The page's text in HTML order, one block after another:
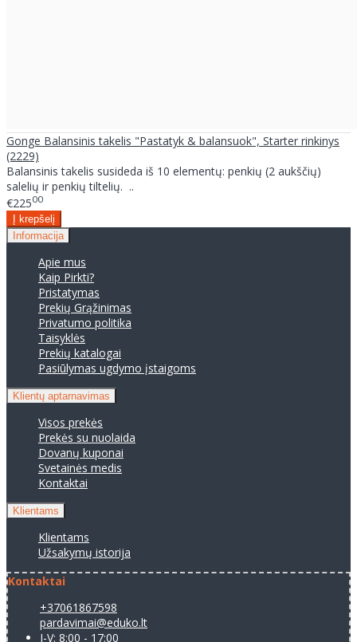
Gonge Balansinis takelis "Pastatyk & balansuok", Starter rinkinys
(2229)
Balansinis takelis susideda iš 10 elementų: penkių (2 aukščių)
salelių ir penkių tiltelių. ..
€22500
Informacija
Apie mus
Kaip Pirkti?
Pristatymas
Prekių Grąžinimas
Privatumo politika
Taisyklės
Prekių katalogai
Pasiūlymas ugdymo įstaigoms
Klientų aptarnavimas
Visos prekės
Prekės su nuolaida
Dovanų kuponai
Svetainės medis
Kontaktai
Klientams
Klientams
Užsakymų istorija
Kontaktai
+37061867598
pardavimai@eduko.lt
I-V: 8:00 - 17:00